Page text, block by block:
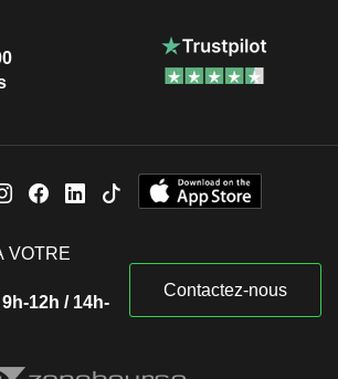
VOTRE
12h / 14h-
Contactez-nous